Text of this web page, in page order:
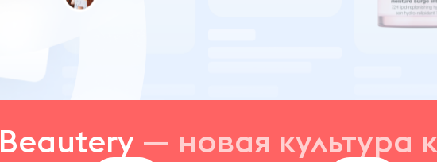
Beautery — новая культура